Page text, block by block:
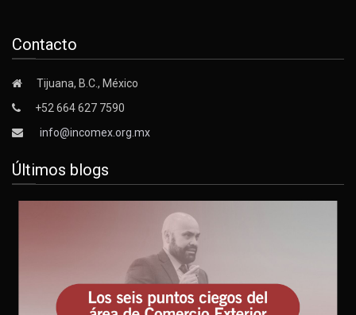
Contacto
Tijuana, B.C., México
+52 664 627 7590
info@incomex.org.mx
Últimos blogs